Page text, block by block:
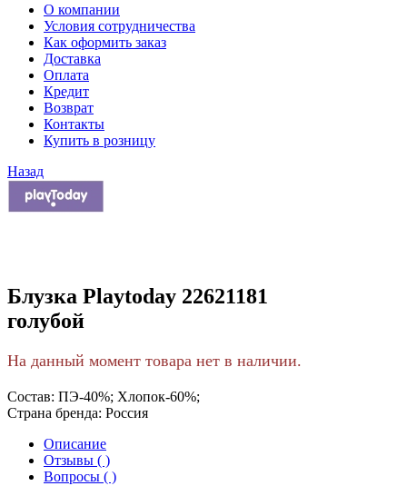
О компании
Условия сотрудничества
Как оформить заказ
Доставка
Оплата
Кредит
Возврат
Контакты
Купить в розницу
Назад
Блузка Playtoday 22621181
голубой
На данный момент товара нет в наличии.
Состав: ПЭ-40%; Хлопок-60%;
Страна бренда: Россия
Описание
Отзывы ( )
Вопросы ( )